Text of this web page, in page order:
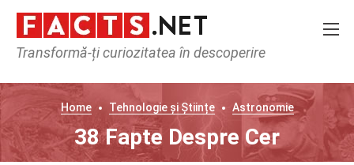
Transformă-ți curiozitatea în descoperire
Home Tehnologie și Științe Astronomie
38 Fapte Despre Cer